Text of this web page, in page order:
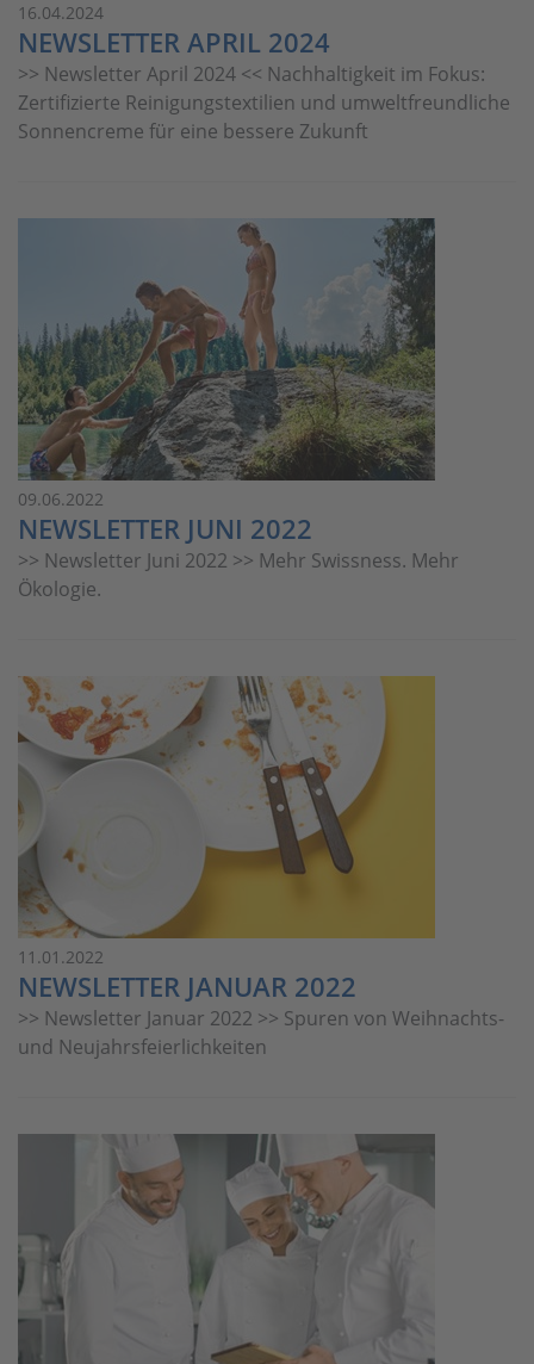
16.04.2024
NEWSLETTER APRIL 2024
>> Newsletter April 2024 << Nachhaltigkeit im Fokus:
Zertifizierte Reinigungstextilien und umweltfreundliche
Sonnencreme für eine bessere Zukunft
09.06.2022
NEWSLETTER JUNI 2022
>> Newsletter Juni 2022 >> Mehr Swissness. Mehr
Ökologie.
11.01.2022
NEWSLETTER JANUAR 2022
>> Newsletter Januar 2022 >> Spuren von Weihnachts-
und Neujahrsfeierlichkeiten